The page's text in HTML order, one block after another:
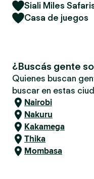
Siali Miles
Casa de juegos
¿Buscás gente
Quienes buscan
buscar en estas
Nairobi
Nakuru
Kakamega
Thika
Mombasa